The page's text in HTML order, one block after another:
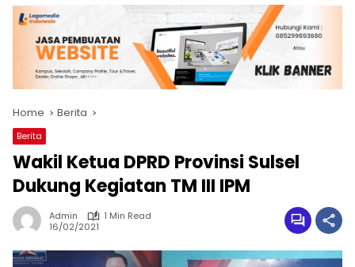
Home Berita
Berita
Wakil Ketua DPRD Provinsi Sulsel
Dukung Kegiatan TM III IPM
Admin
1 Min Read
16/02/2021